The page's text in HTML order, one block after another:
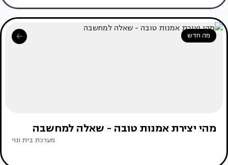
מה חדש
מהי יצירת אמנות טובה - שאלה למחשבה
מערכת בית ונוי